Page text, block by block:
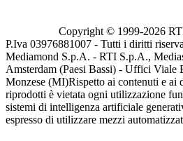
Copyright © 1999-2026
P.Iva 03976881007 - Tutti i diritti
Mediamond S.p.A. - RTI S.p.A.,
Amsterdam (Paesi Bassi) - Uffici Viale
Monzese (MI)Rispetto ai contenuti e ai
riprodotti è vietata ogni utilizzazione
sistemi di intelligenza artificiale
espresso di utilizzare mezzi